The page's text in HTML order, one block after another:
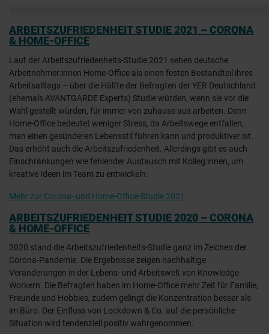
ARBEITSZUFRIEDENHEIT STUDIE 2021 – CORONA
& HOME-OFFICE
Laut der Arbeitszufriedenheits-Studie 2021 sehen deutsche
Arbeitnehmer:innen Home-Office als einen festen Bestandteil ihres
Arbeitsalltags – über die Hälfte der Befragten der YER Deutschland
(ehemals AVANTGARDE Experts) Studie würden, wenn sie vor die
Wahl gestellt würden, für immer von zuhause aus arbeiten. Denn
Home-Office bedeutet weniger Stress, da Arbeitswege entfallen,
man einen gesünderen Lebensstil führen kann und produktiver ist.
Das erhöht auch die Arbeitszufriedenheit. Allerdings gibt es auch
Einschränkungen wie fehlender Austausch mit Kolleg:innen, um
kreative Ideen im Team zu entwickeln.
Mehr zur Corona- und Home-Office-Studie 2021 .
ARBEITSZUFRIEDENHEIT STUDIE 2020 – CORONA
& HOME-OFFICE
2020 stand die Arbeitszufriedenheits-Studie ganz im Zeichen der
Corona-Pandemie. Die Ergebnisse zeigen nachhaltige
Veränderungen in der Lebens- und Arbeitswelt von Knowledge-
Workern. Die Befragten haben im Home-Office mehr Zeit für Familie,
Freunde und Hobbies, zudem gelingt die Konzentration besser als
im Büro. Der Einfluss von Lockdown & Co. auf die persönliche
Situation wird tendenziell positiv wahrgenommen.